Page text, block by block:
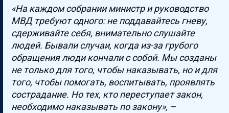
«На каждом собрании министр и руководство
МВД требуют одного: не поддавайтесь гневу,
сдерживайте себя, внимательно слушайте
людей. Бывали случаи, когда из-за грубого
обращения люди кончали с собой. Мы созданы
не только для того, чтобы наказывать, но и для
того, чтобы помогать, воспитывать, проявлять
сострадание. Но тех, кто переступает закон,
необходимо наказывать по закону», –